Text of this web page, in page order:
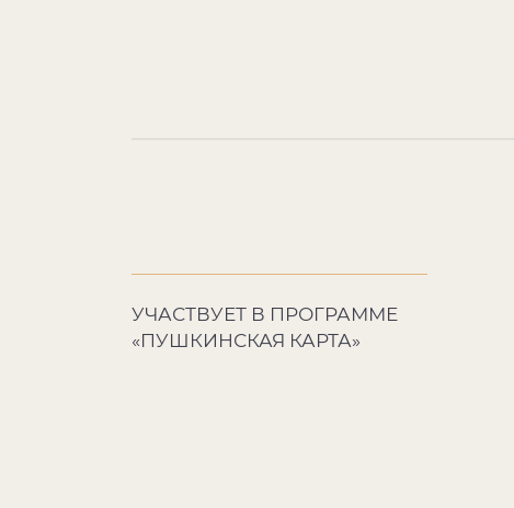
УЧАСТВУЕТ В ПРОГРАММЕ
«ПУШКИНСКАЯ КАРТА»